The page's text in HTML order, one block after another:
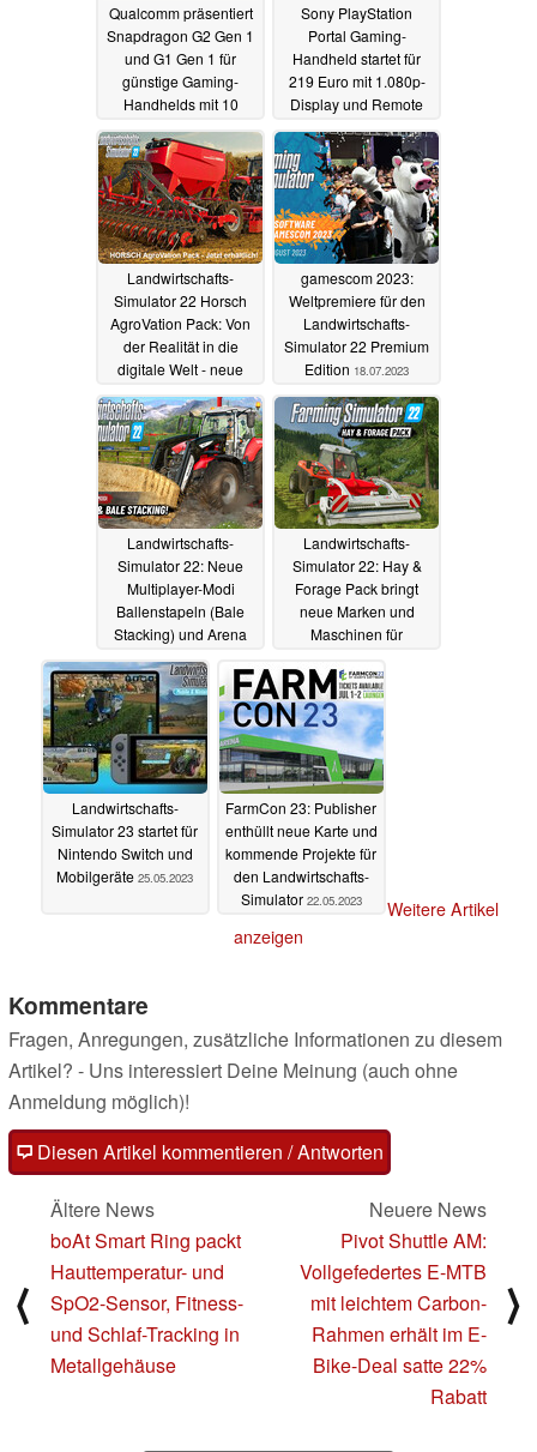
Qualcomm präsentiert
Snapdragon G2 Gen 1
und G1 Gen 1 für
günstige Gaming-
Handhelds mit 10
23.08.2023
Sony PlayStation
Portal Gaming-
Handheld startet für
219 Euro mit 1.080p-
Display und Remote
23.08.2023
Landwirtschafts-
Simulator 22 Horsch
AgroVation Pack: Von
der Realität in die
digitale Welt - neue
26.07.2023
gamescom 2023:
Weltpremiere für den
Landwirtschafts-
Simulator 22 Premium
Edition 18.07.2023
Landwirtschafts-
Simulator 22: Neue
Multiplayer-Modi
Ballenstapeln (Bale
Stacking) und Arena
12.06.2023
Landwirtschafts-
Simulator 22: Hay &
Forage Pack bringt
neue Marken und
Maschinen für
31.05.2023
Landwirtschafts-
Simulator 23 startet für
Nintendo Switch und
Mobilgeräte 25.05.2023
FarmCon 23: Publisher
enthüllt neue Karte und
kommende Projekte für
den Landwirtschafts-
Simulator 22.05.2023
Weitere Artikel
anzeigen
Kommentare
Fragen, Anregungen, zusätzliche Informationen zu diesem
Artikel? - Uns interessiert Deine Meinung (auch ohne
Anmeldung möglich)!
Diesen Artikel kommentieren / Antworten
⟨
Ältere News
boAt Smart Ring packt
Hauttemperatur- und
SpO2-Sensor, Fitness-
und Schlaf-Tracking in
Metallgehäuse
Neuere News
Pivot Shuttle AM:
Vollgefedertes E-MTB
mit leichtem Carbon-
Rahmen erhält im E-
Bike-Deal satte 22%
Rabatt
⟩